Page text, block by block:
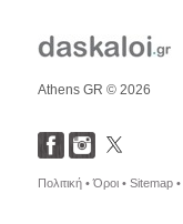
Athens GR © 2026
Πολιτική •Όροι • Sitemap •